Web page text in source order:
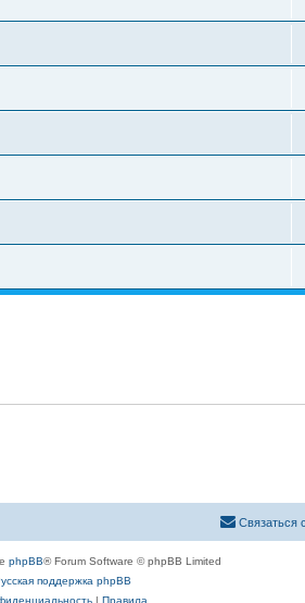
Связаться
phpBB® Forum Software © phpBB Limited
поддержка phpBB
| Правила